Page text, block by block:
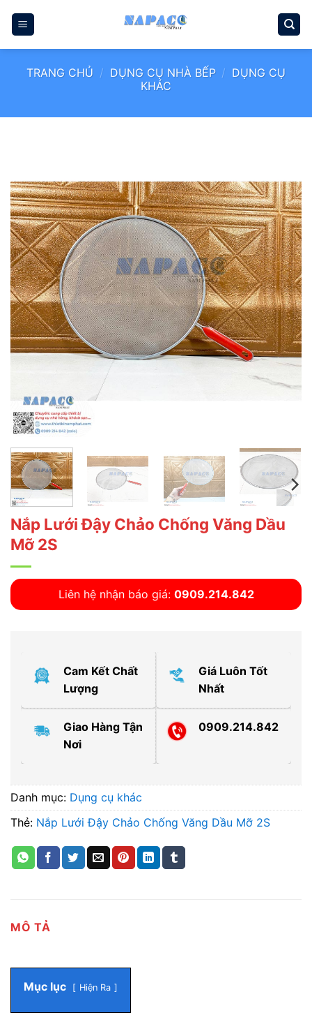
qua
TRANG CHỦ / DỤNG CỤ NHÀ BẾP / DỤNG CỤ
KHÁC
Nắp Lưới Đậy Chảo Chống Văng Dầu
Mỡ 2S
Liên hệ nhận báo giá: 0909.214.842
Cam Kết Chất
Lượng
Giá Luôn Tốt
Nhất
Giao Hàng Tận
Nơi
0909.214.842
Danh mục: Dụng cụ khác
Thẻ: Nắp Lưới Đậy Chảo Chống Văng Dầu Mỡ 2S
MÔ TẢ
Mục lục Hiện Ra